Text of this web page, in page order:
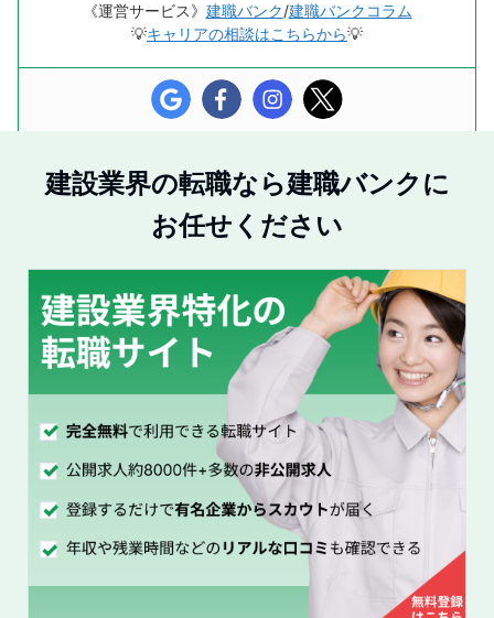
《運営サービス》 建職バンク/建職バンクコラム
💡キャリアの相談はこちらから💡
建設業界の転職なら建職バンクに
お任せください